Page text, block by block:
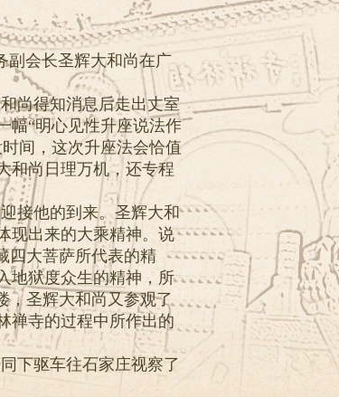
副会长圣辉大和尚在广
尚得知消息后走出丈室
幅“明心见性升座说法作
间，这次升座法会恰值
和尚日理万机，还专程
接他的到来。圣辉大和
现出来的大乘精神。说
四大菩萨所代表的精
地狱度众生的精神，所
，圣辉大和尚又参观了
禅寺的过程中所作出的
下驱车往石家庄视察了